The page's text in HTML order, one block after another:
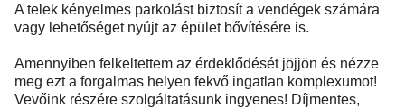
A telek kényelmes parkolást biztosít a vendégek számára
vagy lehetőséget nyújt az épület bővítésére is.
Amennyiben felkeltettem az érdeklődését jöjjön és nézze
meg ezt a forgalmas helyen fekvő ingatlan komplexumot!
Vevőink részére szolgáltatásunk ingyenes! Díjmentes,